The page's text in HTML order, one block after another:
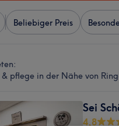
Beliebiger Preis
pflege in der Nähe von
Sei
4,8